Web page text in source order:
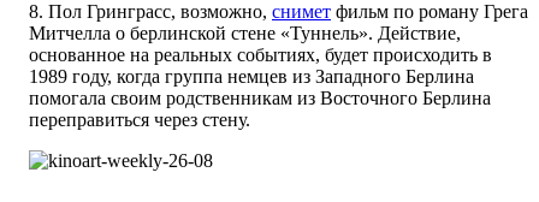
8. Пол Гринграсс, возможно, снимет фильм по роману Грега
Митчелла о берлинской стене «Туннель». Действие,
основанное на реальных событиях, будет происходить в
1989 году, когда группа немцев из Западного Берлина
помогала своим родственникам из Восточного Берлина
переправиться через стену.